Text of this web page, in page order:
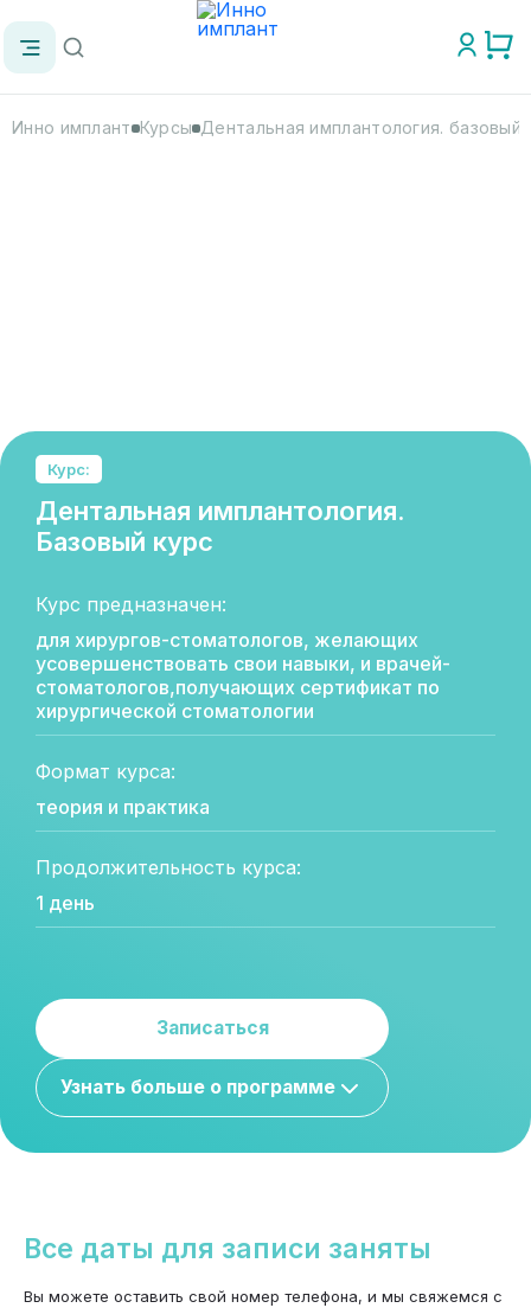
Инно имплант Курсы Дентальная имплантология. базовый
Курс:
Дентальная имплантология.
Базовый курс
Курс предназначен:
для хирургов-стоматологов, желающих
усовершенствовать свои навыки, и врачей-
стоматологов,получающих сертификат по
хирургической стоматологии
Формат курса:
теория и практика
Продолжительность курса:
1 день
Записаться
Узнать больше о программе
Все даты для записи заняты
Вы можете оставить свой номер телефона, и мы свяжемся с